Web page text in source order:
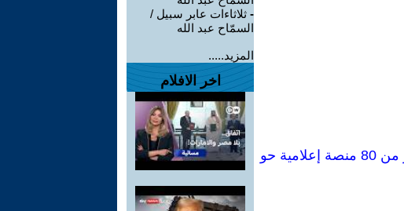
صدى دولي لكتاباتي: من إحدى أبرز مفكرات اليسار الإيطالي إلى أكثر من 80 منصة إعلامية حو
- ثلاثاءات عابر سبيل /
السمّاح عبد الله
المزيد.....
اخر الافلام